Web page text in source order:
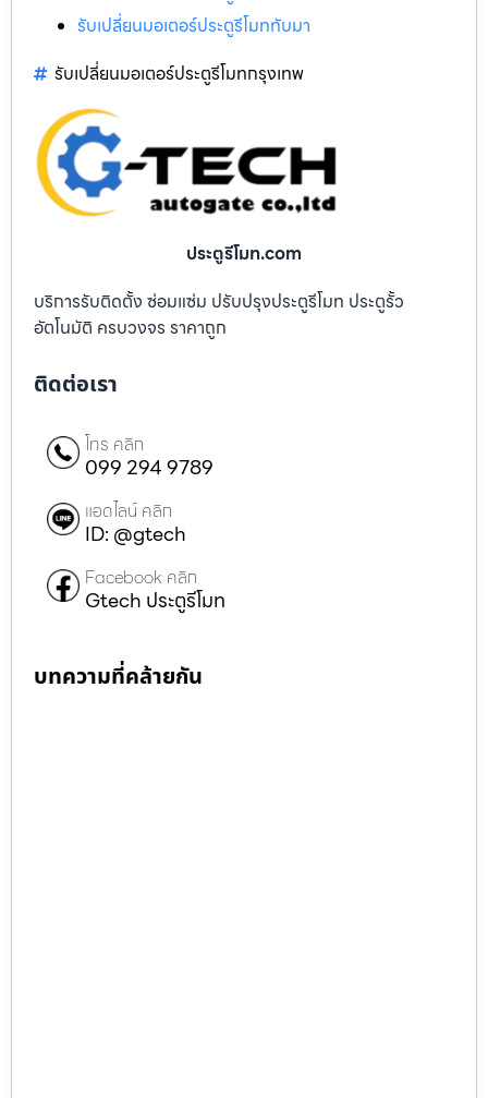
รับเปลี่ยนมอเตอร์ประตูรีโมททับมา
รับเปลี่ยนมอเตอร์ประตูรีโมทกรุงเทพ
ประตูรีโมท.com
บริการรับติดตั้ง ซ่อมแซ่ม ปรับปรุงประตูรีโมท ประตูรั้ว
อัตโนมัติ ครบวงจร ราคาถูก
ติดต่อเรา
โทร คลิก
099 294 9789
แอดไลน์ คลิก
ID: @gtech
Facebook คลิก
Gtech ประตูรีโมท
บทความที่คล้ายกัน